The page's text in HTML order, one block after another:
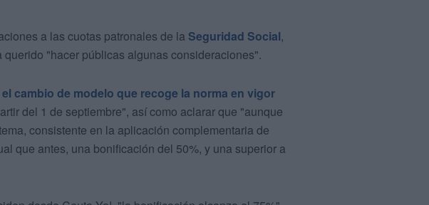
a las cuotas patronales de la Seguridad Social,
querido "hacer públicas algunas consideraciones".
el cambio de modelo que recoge la norma en vigor
del 1 de septiembre", así como aclarar que "aunque
consistente en la aplicación complementaria de
que antes, una bonificación del 50%, y una superior a